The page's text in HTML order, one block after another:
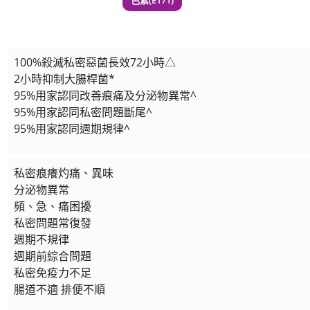
100%殺滅私密惡菌長效72小時△
2小時抑制大腸桿菌*
95%用家認同改善痕痛及分泌物異常^
95%用家認同私密問題斷尾^
95%用家認同週期規律^
私密痕癢灼痛、異味
分泌物異常
頻、急、痛困擾
私密問題常復發
週期不規律
週期前綜合問題
私密免疫力不足
腸道不適 排便不順